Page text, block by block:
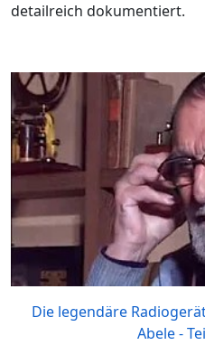
detailreich dokumentiert.
Die legendäre
Abele -